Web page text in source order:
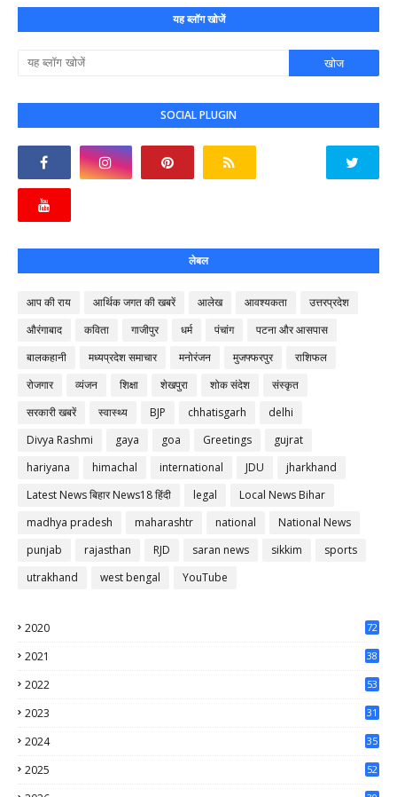
यह ब्लॉग खोजें
SOCIAL PLUGIN
लेबल
आप की राय आर्थिक जगत की खबरें आलेख आवश्यकता
उत्तरप्रदेश
औरंगाबाद
कविता गाजीपुर धर्म पंचांग
पटना और आसपास
बालकहानी
मध्यप्रदेश समाचार मनोरंजन मुजफ्फरपुर
राशिफल
रोजगार
व्यंजन शिक्षा शेखपुरा शोक संदेश
संस्कृत
सरकारी खबरें
स्वास्थ्य BJP chhatisgarh
delhi
Divya Rashmi
gaya goa Greetings
gujrat
hariyana
himachal international JDU
jharkhand
Latest News बिहार News18 हिंदी
legal
Local News Bihar
madhya pradesh
maharashtr national
National News
punjab
rajasthan RJD saran news sikkim
sports
utrakhand
west bengal YouTube
2020
72
2021
38
2022
53
2023
31
2024
35
2025
52